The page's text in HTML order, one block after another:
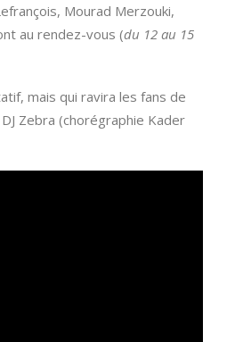
Mourad Merzouki,
au rendez-vous (du 12 au 15
mais qui ravira les fans de
Zebra (chorégraphie Kader